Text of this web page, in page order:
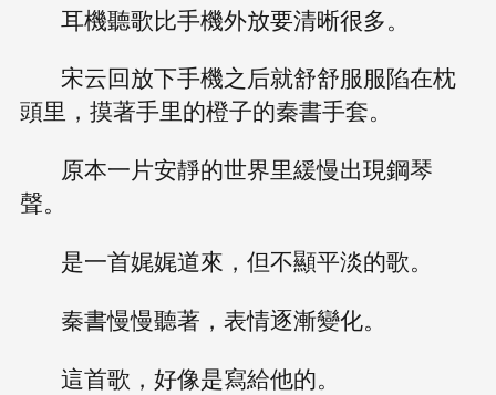
耳機聽歌比手機外放要清晰很多。
宋云回放下手機之后就舒舒服服陷在枕
頭里，摸著手里的橙子的秦書手套。
原本一片安靜的世界里緩慢出現鋼琴
聲。
是一首娓娓道來，但不顯平淡的歌。
秦書慢慢聽著，表情逐漸變化。
這首歌，好像是寫給他的。